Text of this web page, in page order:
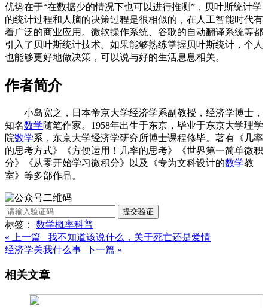
优势在于“在数据少的情况下也可以进行推测”，贝叶斯统计学
的统计过程和人脑的决策过程是很相似的，在人工智能时代有
着广泛的商业应用。微软操作系统、谷歌的自动翻译系统等都
引入了贝叶斯统计技术。如果能够熟练掌握贝叶斯统计，个人
也能够更好地做决策，可以说与好的生活息息相关。
作者简介
小岛宽之，日本帝京大学经济学系副教授，经济学博士，
知名数学随笔作家。1958年出生于东京，毕业于东京大学理学
院数学系，东京大学经济学研究所博士课程修毕。著有《几率
的思考方式》《方便运用！几率的思考》《世界第一简单微积
分》《从零开始学习微积分》以及《专为文科设计的数学教
室》等多部作品。
提交验证
标签： 数学概率科普
« 上一篇 我不知道该说什么，关于死亡还是爱情
经济学关我什么事 下一篇 »
相关文章